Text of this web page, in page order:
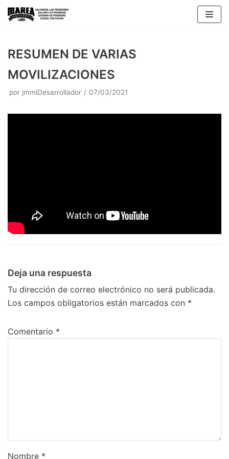
Saltar
RESUMEN DE VARIAS
MOVILIZACIONES
por jmmiDesarrollador 07/03/2021
Deja una respuesta
Tu dirección de correo electrónico no será publicada.
Los campos obligatorios están marcados con *
Comentario *
Nombre *